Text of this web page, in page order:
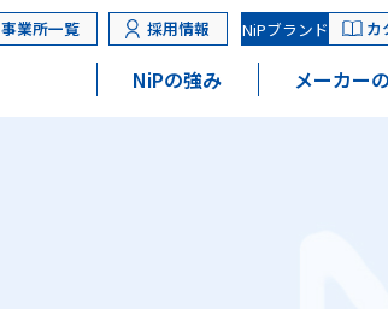
事業所一覧 採用情報 NiPブランド カ
NiPの強み メーカー